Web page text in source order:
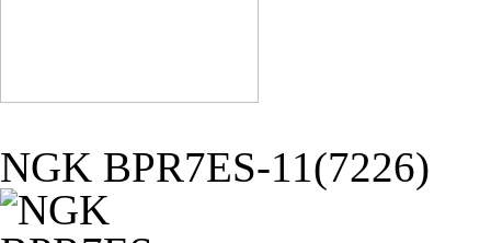
NGK BPR7ES-11(7226)